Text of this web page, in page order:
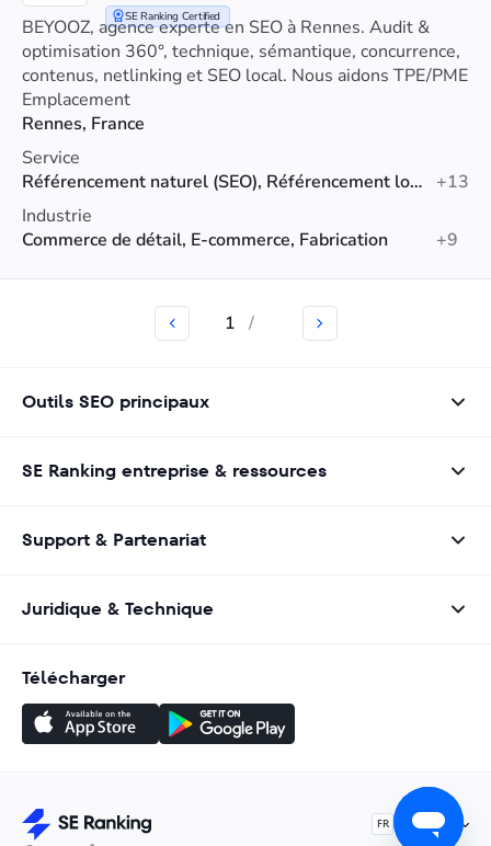
SE Ranking Certified
BEYOOZ, agence experte en SEO à Rennes. Audit &
optimisation 360°, technique, sémantique, concurrence,
contenus, netlinking et SEO local. Nous aidons TPE/PME
à convertir leur trafic en clients.
Emplacement
Rennes, France
Service
Référencement naturel (SEO), Référencement local, Création de sites web
+13
Industrie
Commerce de détail, E-commerce, Fabrication
+9
1 /
Outils SEO principaux
SE Ranking entreprise & ressources
Support & Partenariat
Juridique & Technique
Télécharger
FR Français